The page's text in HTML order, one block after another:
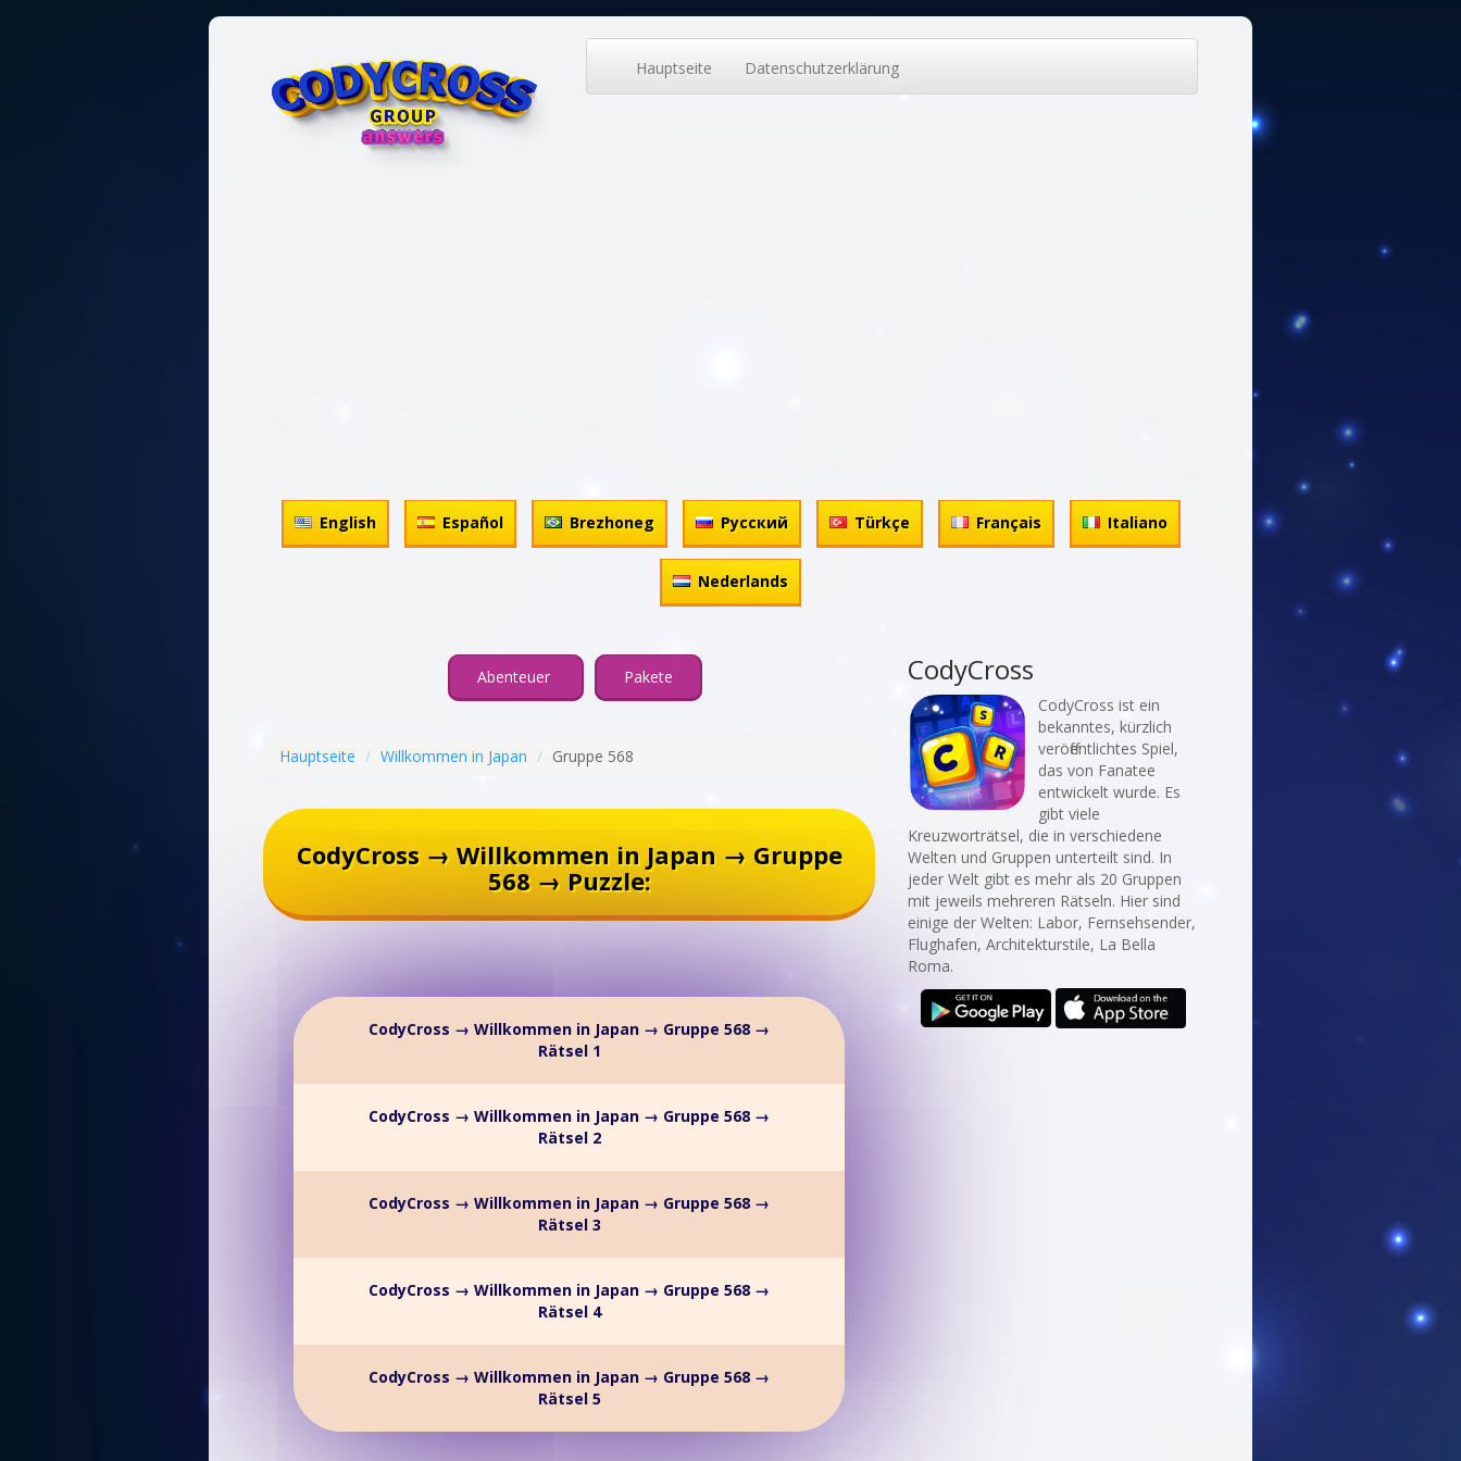
Hauptseite Datenschutzerklärung
English Español Brezhoneg Русский Türkçe Français Italiano
Nederlands
Abenteuer Pakete
Hauptseite Willkommen in Japan Gruppe 568
CodyCross → Willkommen in Japan → Gruppe
568 → Puzzle:
CodyCross → Willkommen in Japan → Gruppe 568 →
Rätsel 1
CodyCross → Willkommen in Japan → Gruppe 568 →
Rätsel 2
CodyCross → Willkommen in Japan → Gruppe 568 →
Rätsel 3
CodyCross → Willkommen in Japan → Gruppe 568 →
Rätsel 4
CodyCross → Willkommen in Japan → Gruppe 568 →
Rätsel 5
CodyCross
CodyCross ist ein
bekanntes, kürzlich
veröffentlichtes Spiel,
das von Fanatee
entwickelt wurde. Es
gibt viele
Kreuzworträtsel, die in verschiedene
Welten und Gruppen unterteilt sind. In
jeder Welt gibt es mehr als 20 Gruppen
mit jeweils mehreren Rätseln. Hier sind
einige der Welten: Labor, Fernsehsender,
Flughafen, Architekturstile, La Bella
Roma.